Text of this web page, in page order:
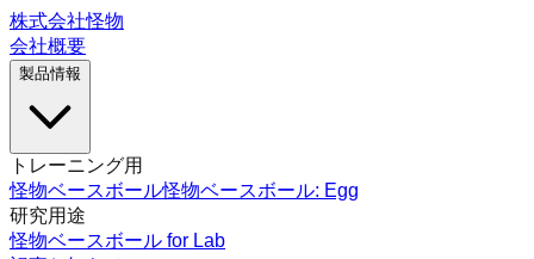
株式会社怪物
会社概要
製品情報
トレーニング用
怪物ベースボール怪物ベースボール: Egg
研究用途
怪物ベースボール for Lab